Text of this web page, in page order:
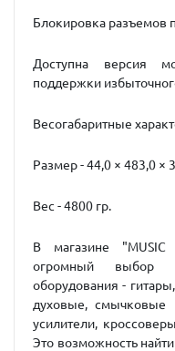
Блокировка разъемов
Доступна версия
поддержки
Весогабаритные
Размер - 44,0 × 483,0 ×
Вес - 4800 гр.
В магазине
огромный выбор
оборудования -
духовые, смычковые
усилители,
Это возможность